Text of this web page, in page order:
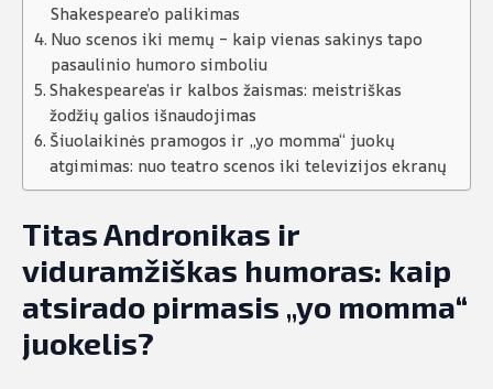
Shakespeare’o palikimas
Nuo scenos iki memų – kaip vienas sakinys tapo
pasaulinio humoro simboliu
Shakespeare’as ir kalbos žaismas: meistriškas
žodžių galios išnaudojimas
Šiuolaikinės pramogos ir „yo momma“ juokų
atgimimas: nuo teatro scenos iki televizijos ekranų
Titas Andronikas ir
viduramžiškas humoras: kaip
atsirado pirmasis „yo momma“
juokelis?